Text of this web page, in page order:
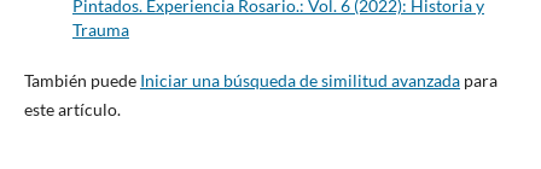
Pintados. Experiencia Rosario.: Vol. 6 (2022): Historia y
Trauma
También puede Iniciar una búsqueda de similitud avanzadapara
este artículo.